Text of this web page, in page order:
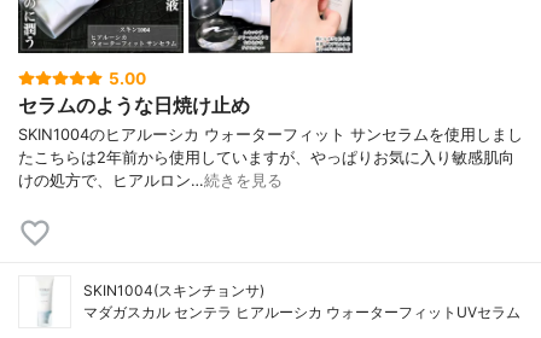
5.00
セラムのような日焼け止め
SKIN1004のヒアルーシカ ウォーターフィット サンセラムを使用しまし
たこちらは2年前から使用していますが、やっぱりお気に入り敏感肌向
けの処方で、ヒアルロン…続きを見る
SKIN1004(スキンチョンサ)
マダガスカル センテラ ヒアルーシカ ウォーターフィットUVセラム